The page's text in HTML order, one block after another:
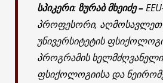
სპიკერი: ზურაბ მხეიძე –
პროფესორი, აღმოსავლეთ
უნივერსიტეტის
პროგრამის ხელმძღვანელი,
ფსიქოლოგიისა და